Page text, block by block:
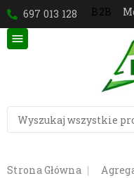
697 013 128 B2B

Strona Główna